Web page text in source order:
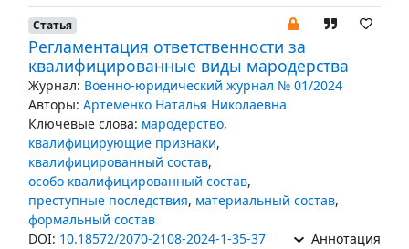
Статья
Регламентация ответственности за
квалифицированные виды мародерства
Журнал: Военно-юридический журнал № 01/2024
Авторы: Артеменко Наталья Николаевна
Ключевые слова: мародерство,
квалифицирующие признаки,
квалифицированный состав,
особо квалифицированный состав,
преступные последствия, материальный состав,
формальный состав
DOI: 10.18572/2070-2108-2024-1-35-37 Аннотация